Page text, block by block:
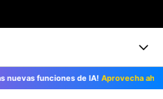
funciones de IA!Aprovecha ahora>>